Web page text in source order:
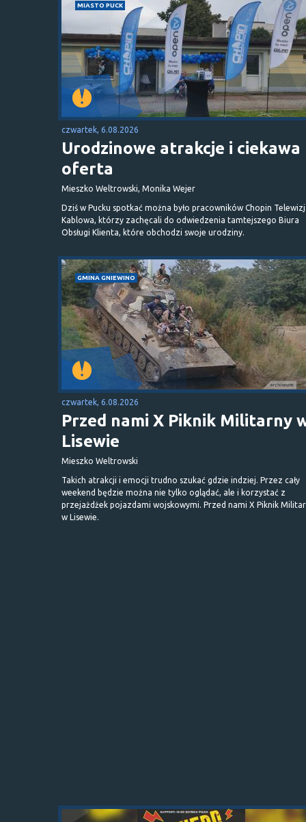
MIASTO PUCK
czwartek, 6.08.2026
Urodzinowe atrakcje i ciekawa
oferta
Mieszko Weltrowski, Monika Wejer
Dziś w Pucku spotkać można było pracowników Chopin
Kablowa, którzy zachęcali do odwiedzenia tamtejszego Biura
Obsługi Klienta, które obchodzi swoje urodziny.
GMINA GNIEWINO
czwartek, 6.08.2026
Przed nami X Piknik Militarny
Lisewie
Mieszko Weltrowski
Takich atrakcji i emocji trudno szukać gdzie indziej. Przez cały
weekend będzie można nie tylko oglądać, ale i korzystać z
przejażdżek pojazdami wojskowymi. Przed nami X Piknik
w Lisewie.